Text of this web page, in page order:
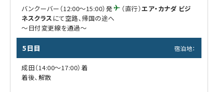
バンクーバー（12:00～15:00）発 （直行）エア・カナダ ビジ
ネスクラス にて空路、帰国の途へ
～日付変更線を通過～
5日目 宿泊地：
成田（14:00～17:00）着
着後、解散